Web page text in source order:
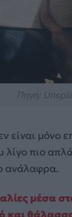
είναι μόνο
λίγο πιο
ανάλαφρα.
μέσα